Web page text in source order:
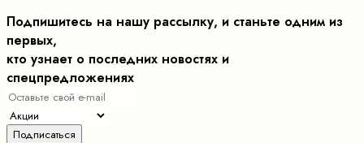
Подпишитесь на нашу рассылку, и станьте одним из
первых,
кто узнает о последних новостях и
спецпредложениях